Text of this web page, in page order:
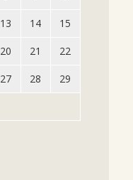
13 14 15
20 21 22
27 28 29